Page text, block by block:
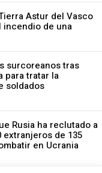
Astur del Vasco
incendio de una
surcoreanos tras
para tratar la
soldados
Rusia ha reclutado a
extranjeros de 135
en Ucrania